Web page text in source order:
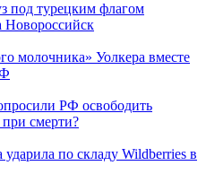
под турецким флагом
Новороссийск
молочника» Уолкера вместе
РФ освободить
смерти?
ударила по складу Wildberries в